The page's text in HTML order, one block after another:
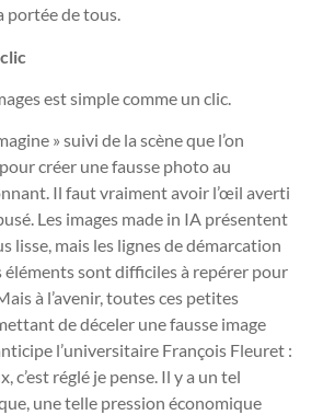
portée de tous.
est simple comme un clic.
» suivi de la scène que l’on
créer une fausse photo au
Il faut vraiment avoir l’œil averti
Les images made in IA présentent
lisse, mais les lignes de démarcation
sont difficiles à repérer pour
à l’avenir, toutes ces petites
de déceler une fausse image
l’universitaire François Fleuret :
c’est réglé je pense. Il y a un tel
une telle pression économique